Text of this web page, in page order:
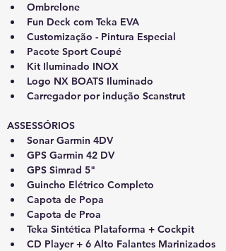
Ombrelone
Fun Deck com Teka EVA
Customização - Pintura Especial
Pacote Sport Coupé
Kit Iluminado INOX
Logo NX BOATS Iluminado
Carregador por indução Scanstrut
ASSESSÓRIOS
Sonar Garmin 4DV
GPS Garmin 42 DV
GPS Simrad 5"
Guincho Elétrico Completo
Capota de Popa
Capota de Proa
Teka Sintética Plataforma + Cockpit
CD Player + 6 Alto Falantes Marinizados